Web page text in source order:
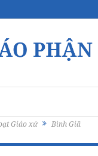
Giáo xứ Bình Giã